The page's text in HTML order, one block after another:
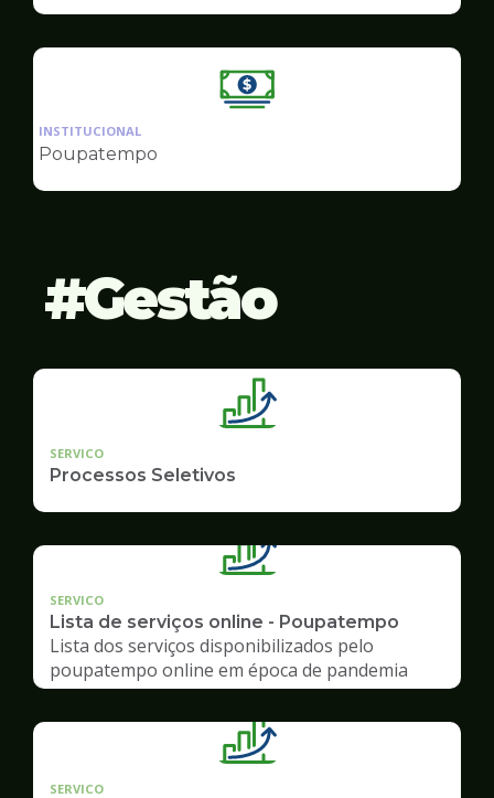
Ilustração
Finanças
INSTITUCIONAL
Poupatempo
Gestão
SERVICO
Processos Seletivos
SERVICO
Lista de serviços online - Poupatempo
Lista dos serviços disponibilizados pelo
poupatempo online em época de pandemia
SERVICO